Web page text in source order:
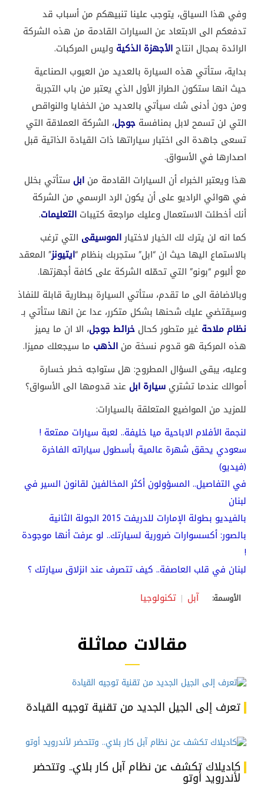
وفي هذا السياق، يتوجب علينا تنبيهكم من أسباب قد
تدفعكم الى الابتعاد عن السيارات القادمة من هذه الشركة
الرائدة بمجال انتاجالأجهزة الذكية وليس المركبات.
بداية، ستأتي هذه السيارة بالعديد من العيوب الصناعية
حيث انها ستكون الطراز الأول الذي يعتبر من باب التجربة
ومن دون أدنى شك سيأتي بالعديد من الخفايا والنواقص
التي لن تسمح لابل بمنافسة جوجل، الشركة العملاقة التي
تسعى جاهدة الى اختبار سياراتها ذات القيادة الذاتية قبل
اصدارها في الأسواق.
هذا ويعتبر الخبراء أن السيارات القادمة من ابل ستأتي بخلل
في هوائي الراديو على أن يكون الرد الرسمي من الشركة
أنك أخطئت الاستعمال وعليك مراجعة كتيبات التعليمات.
كما انه لن يترك لك الخيار لاختيارالموسيقى التي ترغب
بالاستماع اليها حيث ان “ابل” ستجربك بنظام “ايتيونز” المعقد
مع ألبوم “بونو” التي تحمّله الشركة على كافة أجهزتها.
وبالاضافة الى ما تقدم، ستأتي السيارة ببطارية قابلة للنفاذ
وسيقتضي عليك شحنها بشكل متكرر، عدا عن انها ستأتي بـ
نظام ملاحة غير متطور كحال خرائط جوجل، الا ان ما يميز
هذه المركبة هو قدوم نسخة من الذهب ما سيجعلك مميزا.
وعليه، يبقى السؤال المطروح: هل ستواجه خطر خسارة
أموالك عندما تشتري سيارة ابل عند قدومها الى الأسواق؟
للمزيد من المواضيع المتعلقة بالسيارات:
لنجمة الأفلام الاباحية ميا خليفة.. لعبة سيارات ممتعة !
سعودي يحقق شهرة عالمية بأسطول سياراته الفاخرة
(فيديو)
في التفاصيل.. المسؤولون أكثر المخالفين لقانون السير في
لبنان
بالفيديو بطولة الإمارات للدريفت 2015 الجولة الثانية
بالصور: أكسسوارات ضرورية لسيارتك.. لو عرفت أنها موجودة
!
لبنان في قلب العاصفة.. كيف تتصرف عند انزلاق سيارتك ؟
الأوسمة: آبل تكنولوجيا
مقالات مماثلة
تعرف إلى الجيل الجديد من تقنية توجيه القيادة
كاديلاك تكشف عن نظام آبل كار بلاي.. وتتحضر
لأندرويد أوتو